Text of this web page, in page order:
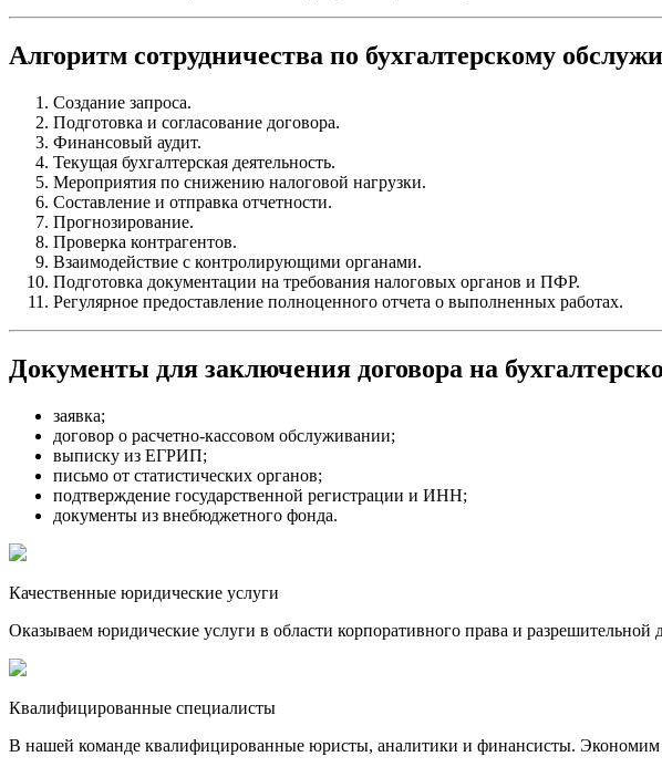
Алгоритм сотрудничества по бухгалтерскому
Создание запроса.
Подготовка и согласование договора.
Финансовый аудит.
Текущая бухгалтерская деятельность.
Мероприятия по снижению налоговой нагрузки.
Составление и отправка отчетности.
Прогнозирование.
Проверка контрагентов.
Взаимодействие с контролирующими органами.
Подготовка документации на требования налоговых органов и ПФР.
Регулярное предоставление полноценного отчета о выполненных работах.
Документы для заключения договора на
заявка;
договор о расчетно-кассовом обслуживании;
выписку из ЕГРИП;
письмо от статистических органов;
подтверждение государственной регистрации и ИНН;
документы из внебюджетного фонда.
Качественные юридические услуги
Оказываем юридические услуги в области корпоративного права и
Квалифицированные специалисты
В нашей команде квалифицированные юристы, аналитики и финансисты. Экономим